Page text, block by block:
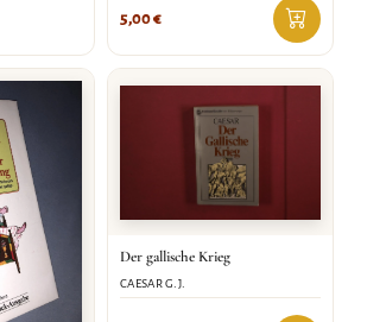
5,00€
Der gallische Krieg
CAESAR G.J.